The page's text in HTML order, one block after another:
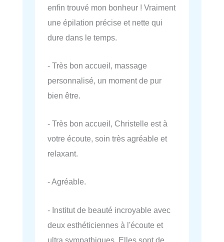
enfin trouvé mon bonheur ! Vraiment
une épilation précise et nette qui
dure dans le temps.
- Très bon accueil, massage
personnalisé, un moment de pur
bien être.
- Très bon accueil, Christelle est à
votre écoute, soin très agréable et
relaxant.
- Agréable.
- Institut de beauté incroyable avec
deux esthéticiennes à l'écoute et
ultra sympathiques. Elles sont de